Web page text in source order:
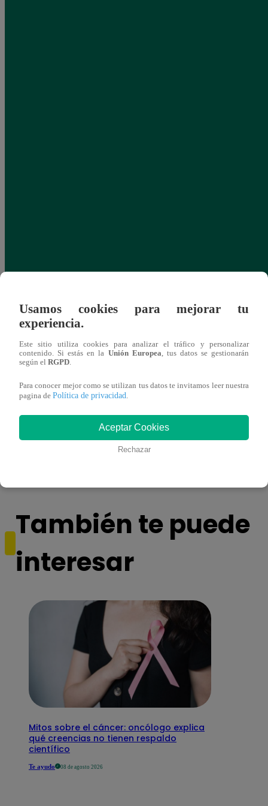
También te puede
interesar
Mitos sobre el cáncer: oncólogo explica
qué creencias no tienen respaldo
científico
Te ayudo 08 de agosto 2026
Usamos cookies para mejorar tu
experiencia.
Este sitio utiliza cookies para analizar el tráfico y personalizar
contenido. Si estás en la Unión Europea , tus datos se gestionarán
según el RGPD
Para conocer mejor como se utilizan tus datos te invitamos leer nuestra
pagina de Política de privacidad
Aceptar Cookies
Rechazar